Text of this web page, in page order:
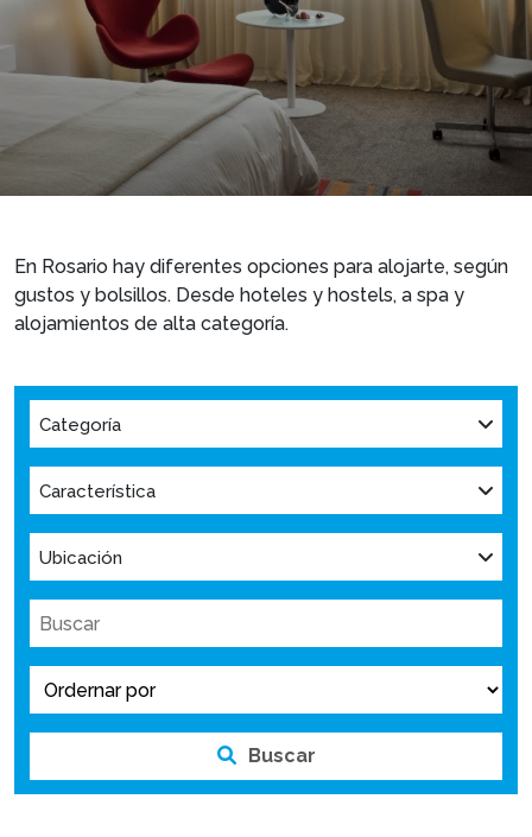
En Rosario hay diferentes opciones para alojarte, según
gustos y bolsillos. Desde hoteles y hostels, a spa y
alojamientos de alta categoría.
Categoría
Característica
Ubicación
Buscar